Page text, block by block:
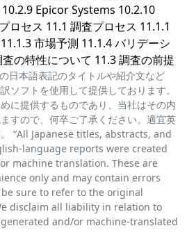
Epicor Systems 10.2.10
ロセス 11.1 調査プロセス 11.1.1
市場予測 11.1.4 バリデーシ
の特性について 11.3 調査の前提
日本語表記のタイトルや紹介文など
ソフトを使用して提供しております。
に提供するものであり、当社はその内
すので、何卒ご了承ください。適宜英
“All Japanese titles, abstracts, and
language reports were created
machine translation. These are
only and may contain errors
sure to refer to the original
disclaim all liability in relation to
and/or machine-translated